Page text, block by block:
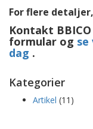
For flere
Kontakt
formular og
dag .
Kategorier
Artikel (11)